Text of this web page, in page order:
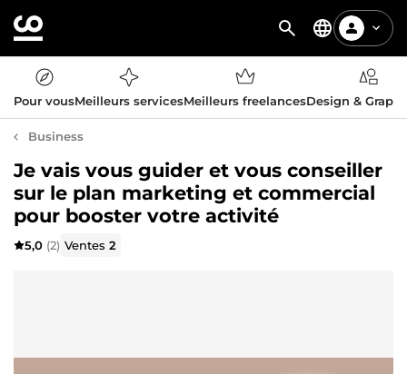
Pour vousMeilleurs servicesMeilleurs freelancesDesign &
Business
Je vais vous guider et vous conseiller
sur le plan marketing et commercial
pour booster votre activité
5,0 (2) Ventes2